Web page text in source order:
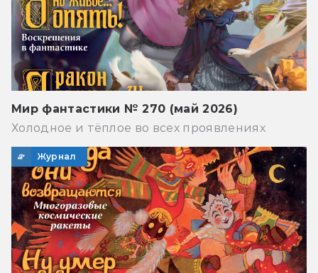
Мир фантастики № 270 (май 2026)
Холодное и тёплое во всех проявлениях
Журнал